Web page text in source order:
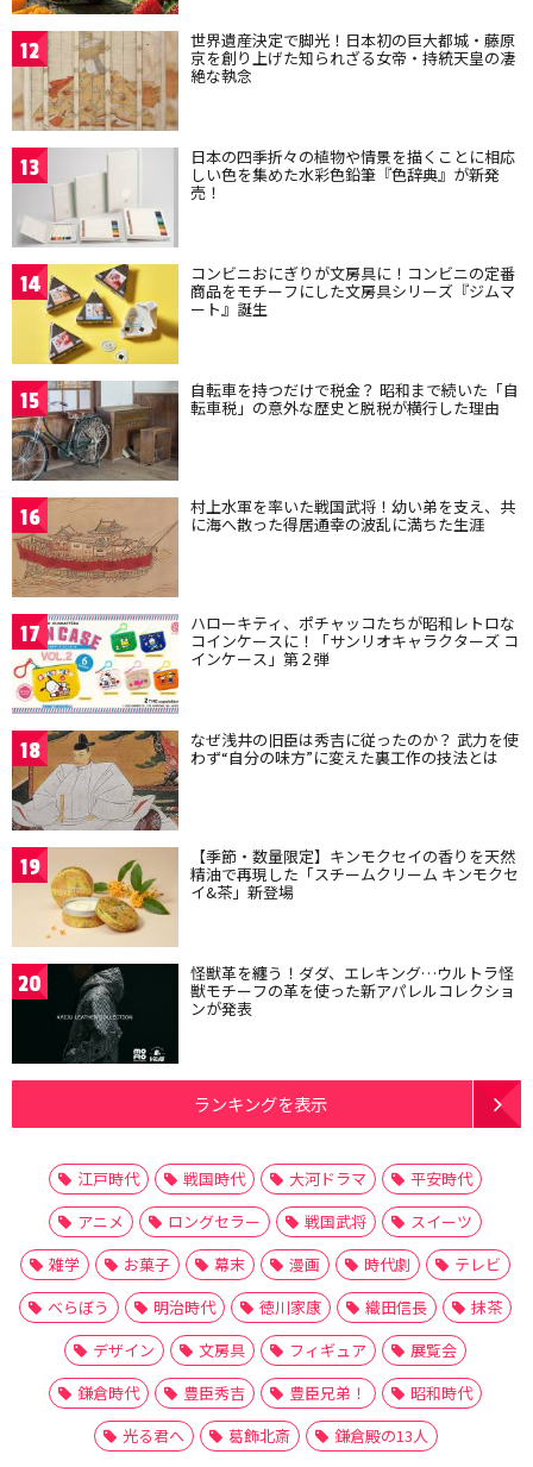
12 世界遺産決定で脚光！日本初の巨大都城・藤原
京を創り上げた知られざる女帝・持統天皇の凄
絶な執念
13 日本の四季折々の植物や情景を描くことに相応
しい色を集めた水彩色鉛筆『色辞典』が新発
売！
14 コンビニおにぎりが文房具に！コンビニの定番
商品をモチーフにした文房具シリーズ『ジムマ
ート』誕生
15 自転車を持つだけで税金？ 昭和まで続いた「自
転車税」の意外な歴史と脱税が横行した理由
16 村上水軍を率いた戦国武将！幼い弟を支え、共
に海へ散った得居通幸の波乱に満ちた生涯
17 ハローキティ、ポチャッコたちが昭和レトロな
コインケースに！「サンリオキャラクターズ コ
インケース」第２弾
18 なぜ浅井の旧臣は秀吉に従ったのか？ 武力を使
わず“自分の味方”に変えた裏工作の技法とは
19 【季節・数量限定】キンモクセイの香りを天然
精油で再現した「スチームクリーム キンモクセ
イ&茶」新登場
20 怪獣革を纏う！ダダ、エレキング…ウルトラ怪
獣モチーフの革を使った新アパレルコレクショ
ンが発表
ランキングを表示
江戸時代 戦国時代 大河ドラマ
平安時代
アニメ
ロングセラー 戦国武将
スイーツ
雑学
お菓子 幕末 漫画 時代劇
テレビ
べらぼう
明治時代 徳川家康 織田信長
抹茶
デザイン
文房具 フィギュア
展覧会
鎌倉時代
豊臣秀吉 豊臣兄弟！
昭和時代
光る君へ
葛飾北斎 鎌倉殿の13人